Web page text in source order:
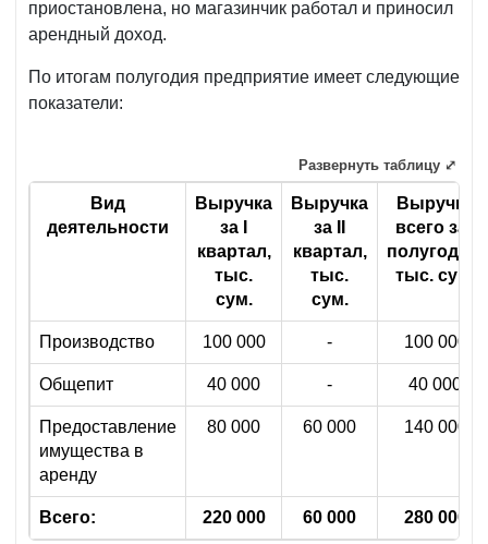
приостановлена, но магазинчик работал и приносил
арендный доход.
По итогам полугодия предприятие имеет следующие
показатели:
Вид
деятельности
Выручка
за
квартал,
тыс.
сум.
Выручка
за
квартал,
тыс.
сум.
Выручка
всего за
полугодие,
тыс. сум.
Производство 100 000 - 100 000
Общепит 40 000 - 40 000
Предоставление
имущества в
аренду
80 000 60 000 140 000
Всего: 220 000 60 000 280 000
Развернуть таблицу ⤢